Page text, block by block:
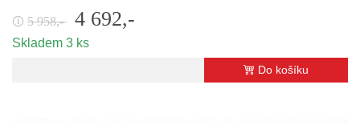
🛈 5 958,- 4 692,-
Skladem 3 ks
Do košíku